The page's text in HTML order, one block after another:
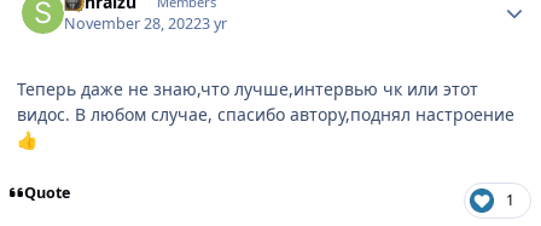
November 28, 20223 yr
Теперь даже не знаю,что лучше,интервью чк или этот
видос. В любом случае, спасибо автору,поднял настроение
👍
Quote 1